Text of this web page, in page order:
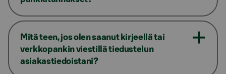
Mitä teen, jos olen saanut kirjeellä tai
verkkopankin viestillä tiedustelun
asiakastiedoistani?